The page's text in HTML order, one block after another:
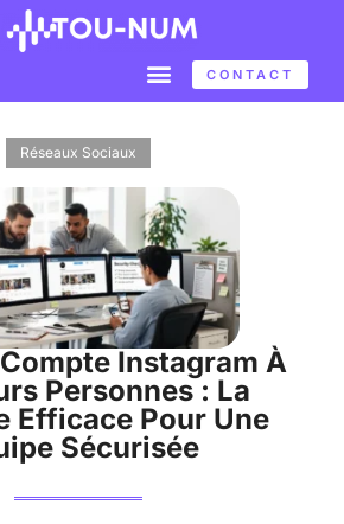
CONTACT
Réseaux Sociaux
Instagram À
Personnes : La
Efficace Pour Une
Sécurisée